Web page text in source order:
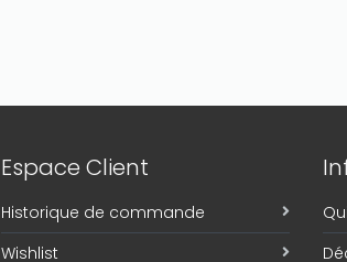
Espace Client
Historique de commande
Wishlist